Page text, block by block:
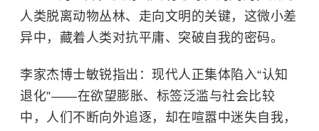
人类脱离动物丛林、走向文明的关键，这微小差
异中，藏着人类对抗平庸、突破自我的密码。
李家杰博士敏锐指出：现代人正集体陷入“认知
退化”——在欲望膨胀、标签泛滥与社会比较
中，人们不断向外追逐，却在喧嚣中迷失自我，